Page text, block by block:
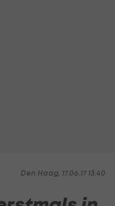
Den Haag, 17.06.17 13:40